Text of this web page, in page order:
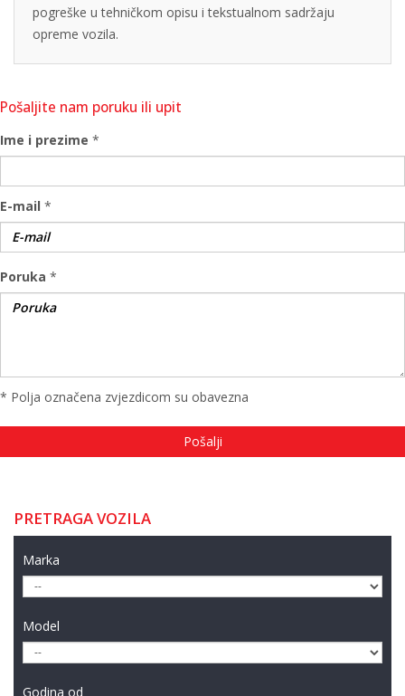
pogreške u tehničkom opisu i tekstualnom sadržaju
opreme vozila.
Pošaljite nam poruku ili upit
Ime i prezime *
E-mail *
Poruka *
* Polja označena zvjezdicom su obavezna
PRETRAGA VOZILA
Marka
Model
Godina od